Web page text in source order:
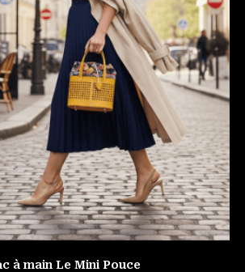
à main Le Mini Pouce